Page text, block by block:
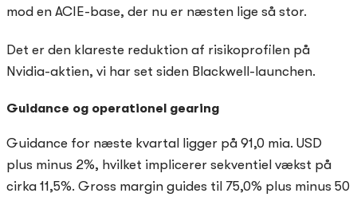
mod en ACIE-base, der nu er næsten lige så stor.
Det er den klareste reduktion af risikoprofilen på
Nvidia-aktien, vi har set siden Blackwell-launchen.
Guidance og operationel gearing
Guidance for næste kvartal ligger på 91,0 mia. USD
plus minus 2%, hvilket implicerer sekventiel vækst på
cirka 11,5%. Gross margin guides til 75,0% plus minus 50